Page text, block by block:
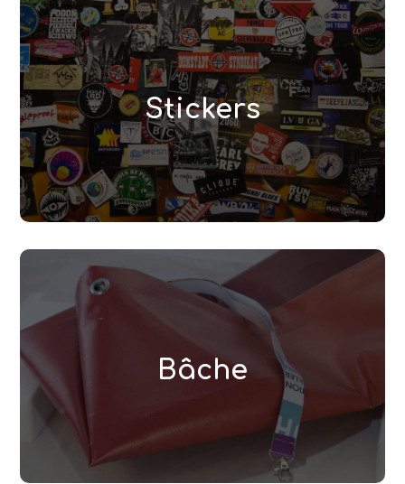
Stickers
Stickers
Adézifs fabrique tous vos stickers imprimés et
découpés à la forme et aux dimensions
souhaitées. Les stickers sont fabriqués dans
nos locaux.
Lire la suite
Bâche
Bâche
Permanente ou publicitaire, la bâche imprimée
est un très bon vecteur de communication.
Nous imprimons et confection les bâches sur
mesure.
Lire la suite